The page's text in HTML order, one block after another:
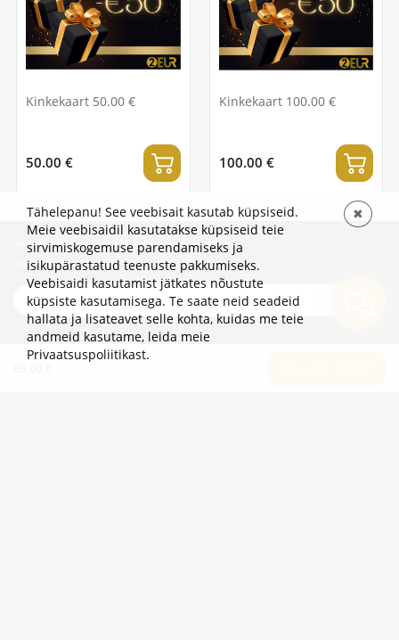
Kinkekaart 50.00 €
50.00 €
Kinkekaart 100.00 €
100.00 €
Liitu uudiskirjaga, et olla esimene, kes kuuleb
pakkumistest ja uudistest!
TEAVE
Tähelepanu! See veebisait kasutab küpsiseid.
Meie veebisaidil kasutatakse küpsiseid teie
sirvimiskogemuse parendamiseks ja
isikupärastatud teenuste pakkumiseks.
Veebisaidi kasutamist jätkates nõustute
küpsiste kasutamisega. Te saate neid seadeid
hallata ja lisateavet selle kohta, kuidas me teie
andmeid kasutame, leida meie
Privaatsuspoliitikast.
✖